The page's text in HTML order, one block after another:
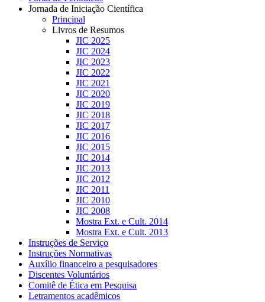
Jornada de Iniciação Científica
Principal
Livros de Resumos
JIC 2025
JIC 2024
JIC 2023
JIC 2022
JIC 2021
JIC 2020
JIC 2019
JIC 2018
JIC 2017
JIC 2016
JIC 2015
JIC 2014
JIC 2013
JIC 2012
JIC 2011
JIC 2010
JIC 2008
Mostra Ext. e Cult. 2014
Mostra Ext. e Cult. 2013
Instruções de Serviço
Instruções Normativas
Auxílio financeiro a pesquisadores
Discentes Voluntários
Comitê de Ética em Pesquisa
Letramentos acadêmicos